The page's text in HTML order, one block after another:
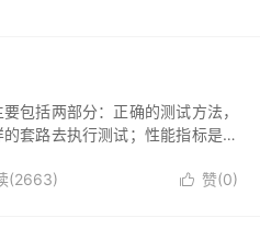
包括两部分：正确的测试方法，
套路去执行测试；性能指标是告
(2663)  赞(0)